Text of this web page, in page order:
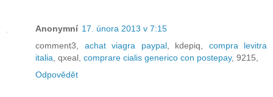
Anonymní 17. února 2013 v 7:15
comment3, achat viagra paypal, kdepiq, compra levitra
italia, qxeal, comprare cialis generico con postepay, 9215,
Odpovědět